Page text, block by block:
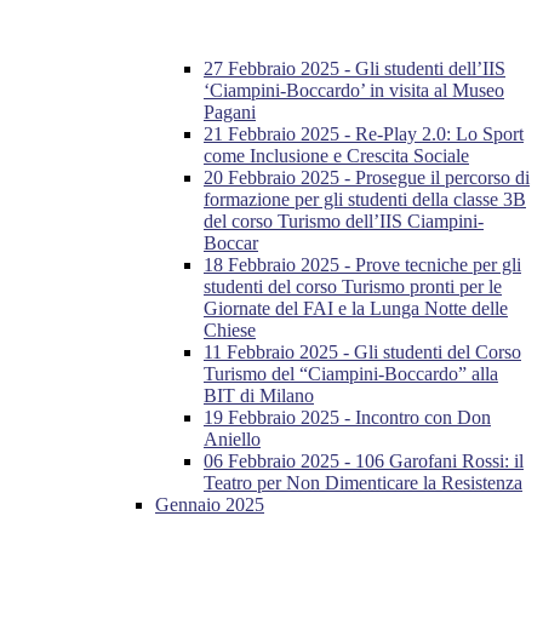
27 Febbraio 2025 - Gli studenti dell’IIS
‘Ciampini-Boccardo’ in visita al Museo
Pagani
21 Febbraio 2025 - Re-Play 2.0: Lo Sport
come Inclusione e Crescita Sociale
20 Febbraio 2025 - Prosegue il percorso di
formazione per gli studenti della classe 3B
del corso Turismo dell’IIS Ciampini-
Boccar
18 Febbraio 2025 - Prove tecniche per gli
studenti del corso Turismo pronti per le
Giornate del FAI e la Lunga Notte delle
Chiese
11 Febbraio 2025 - Gli studenti del Corso
Turismo del “Ciampini-Boccardo” alla
BIT di Milano
19 Febbraio 2025 - Incontro con Don
Aniello
06 Febbraio 2025 - 106 Garofani Rossi: il
Teatro per Non Dimenticare la Resistenza
Gennaio 2025